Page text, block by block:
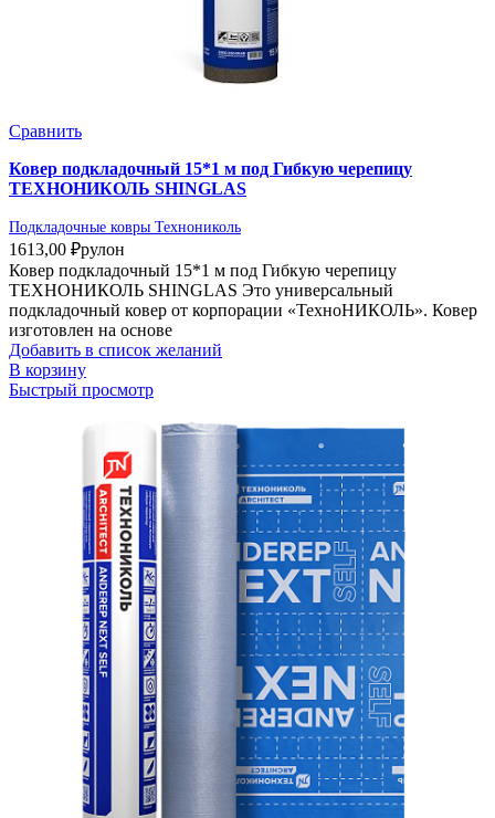
Сравнить
Ковер подкладочный 15*1 м под Гибкую черепицу
ТЕХНОНИКОЛЬ SHINGLAS
Подкладочные ковры Технониколь
1613,00 ₽рулон
Ковер подкладочный 15*1 м под Гибкую черепицу
ТЕХНОНИКОЛЬ SHINGLAS Это универсальный
подкладочный ковер от корпорации «ТехноНИКОЛЬ». Ковер
изготовлен на основе
Добавить в список желаний
В корзину
Быстрый просмотр